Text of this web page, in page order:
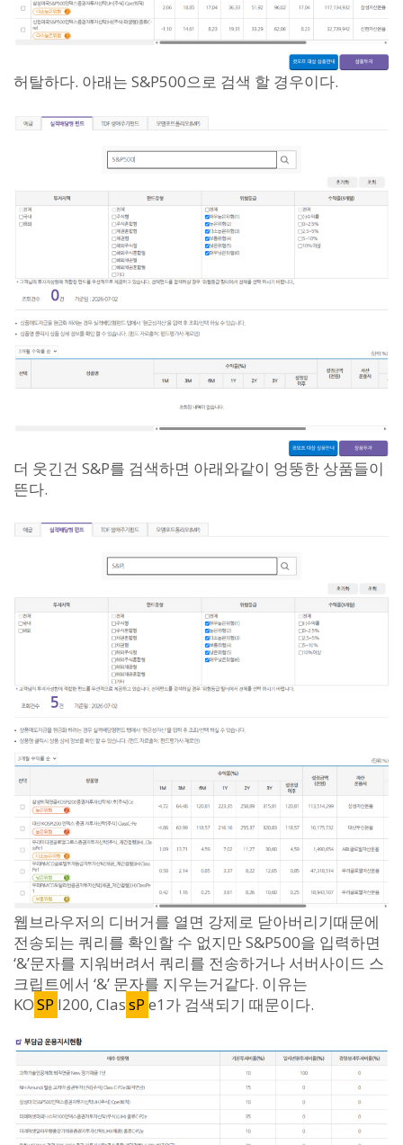
허탈하다. 아래는 S&P500으로 검색 할 경우이다.
더 웃긴건 S&P를 검색하면 아래와같이 엉뚱한 상품들이
뜬다.
웹브라우저의 디버거를 열면 강제로 닫아버리기때문에
전송되는 쿼리를 확인할 수 없지만 S&P500을 입력하면
‘&’문자를 지워버려서 쿼리를 전송하거나 서버사이드 스
크립트에서 ‘&’ 문자를 지우는거같다. 이유는
KOSP I200, ClassP e1가 검색되기 때문이다.